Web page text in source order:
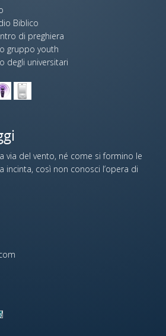
Biblico
di preghiera
gruppo youth
degli universitari
via del vento, né come si formino le
incinta, così non conosci l’opera di